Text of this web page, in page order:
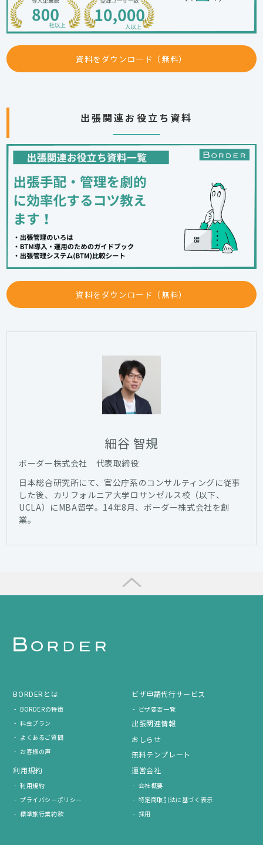
資料をダウンロード（無料）
出張関連お役立ち資料
資料をダウンロード（無料）
細谷 智規
ボーダー株式会社 代表取締役
日本総合研究所にて、官公庁系のコンサルティングに従事
した後、カリフォルニア大学ロサンゼルス校（以下、
UCLA）にMBA留学。14年8月、ボーダー株式会社を創
業。
BORDERとは
BORDERの特徴
料金プラン
よくあるご質問
お客様の声
ビザ申請代行サービス
ビザ要否一覧
出張関連情報
おしらせ
無料テンプレート
利用規約
利用規約
プライバシーポリシー
標準旅行業約款
運営会社
会社概要
特定商取引法に基づく表示
採用